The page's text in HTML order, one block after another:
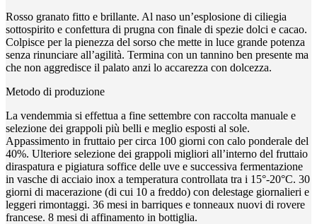
Rosso granato fitto e brillante. Al naso un’esplosione di ciliegia
sottospirito e confettura di prugna con finale di spezie dolci e cacao.
Colpisce per la pienezza del sorso che mette in luce grande potenza
senza rinunciare all’agilità. Termina con un tannino ben presente ma
che non aggredisce il palato anzi lo accarezza con dolcezza.
Metodo di produzione
La vendemmia si effettua a fine settembre con raccolta manuale e
selezione dei grappoli più belli e meglio esposti al sole.
Appassimento in fruttaio per circa 100 giorni con calo ponderale del
40%. Ulteriore selezione dei grappoli migliori all’interno del fruttaio
diraspatura e pigiatura soffice delle uve e successiva fermentazione
in vasche di acciaio inox a temperatura controllata tra i 15°-20°C. 30
giorni di macerazione (di cui 10 a freddo) con delestage giornalieri e
leggeri rimontaggi. 36 mesi in barriques e tonneaux nuovi di rovere
francese. 8 mesi di affinamento in bottiglia.